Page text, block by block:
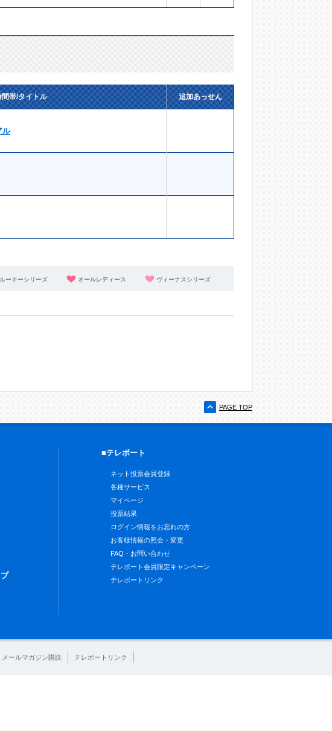
帯/タイトル 追加あっせん
ル
ルーキーシリーズ オールレディース ヴィーナスシリーズ
PAGE TOP
■テレボート
ネット投票会員登録
各種サービス
マイページ
投票結果
ログイン情報をお忘れの方
お客様情報の照会・変更
FAQ・お問い合わせ
テレボート会員限定キャンペーン
テレボートリンク
メールマガジン購読 テレボートリンク